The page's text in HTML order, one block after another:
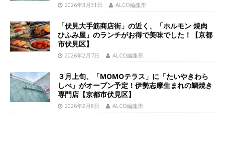
2026年3月31日 ALCO編集部
「伏見大手筋商店街」の近く、「ホルモン 焼肉
ひふみ屋」のランチがお得で美味でした！【京都
市伏見区】
2026年2月7日 ALCO編集部
３月上旬、「MOMOテラス」に「たいやきわら
しべ」がオープン予定！伊勢志摩生まれの鯛焼き
専門店【京都市伏見区】
2026年2月8日 ALCO編集部